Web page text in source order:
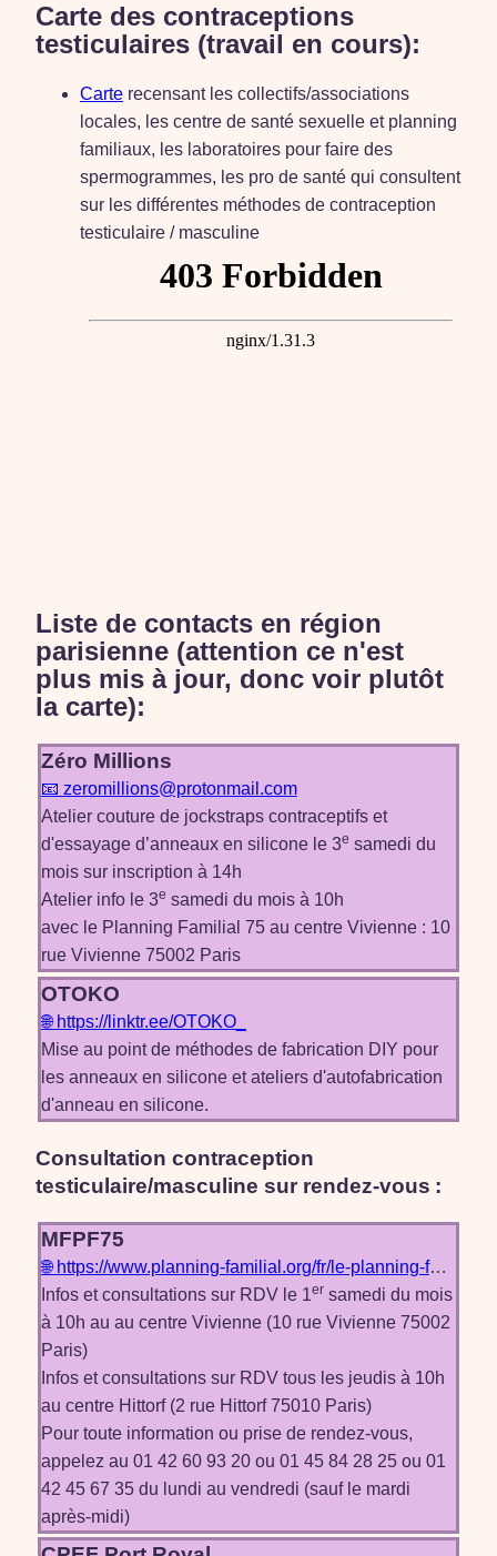
Carte des contraceptions
testiculaires (travail en cours):
Carte recensant les collectifs/associations
locales, les centre de santé sexuelle et planning
familiaux, les laboratoires pour faire des
spermogrammes, les pro de santé qui consultent
sur les différentes méthodes de contraception
testiculaire / masculine
Liste de contacts en région
parisienne (attention ce n'est
plus mis à jour, donc voir plutôt
la carte):
Zéro Millions
📧 zeromillions@protonmail.com
Atelier couture de jockstraps contraceptifs et
d'essayage d’anneaux en silicone le 3e samedi du
mois sur inscription à 14h
Atelier info le 3e samedi du mois à 10h
avec le Planning Familial 75 au centre Vivienne : 10
rue Vivienne 75002 Paris
OTOKO
🌐 https://linktr.ee/OTOKO_
Mise au point de méthodes de fabrication DIY pour
les anneaux en silicone et ateliers d'autofabrication
d'anneau en silicone.
Consultation contraception
testiculaire/masculine sur rendez-vous :
MFPF75
🌐 https://www.planning-familial.org/fr/le-planning-familial-de-paris-75
Infos et consultations sur RDV le 1er samedi du mois
à 10h au au centre Vivienne (10 rue Vivienne 75002
Paris)
Infos et consultations sur RDV tous les jeudis à 10h
au centre Hittorf (2 rue Hittorf 75010 Paris)
Pour toute information ou prise de rendez-vous,
appelez au 01 42 60 93 20 ou 01 45 84 28 25 ou 01
42 45 67 35 du lundi au vendredi (sauf le mardi
après-midi)